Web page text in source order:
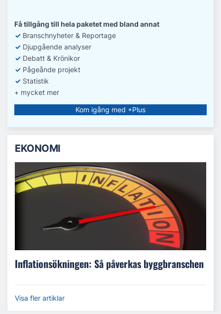
Få tillgång till hela paketet med bland annat
✓ Branschnyheter & Reportage
✓ Djupgående analyser
✓ Debatt & Krönikor
✓ Pågeånde projekt
✓ Statistik
+ mycket mer
Kom igång med +Plus
EKONOMI
Inflationsökningen: Så påverkas byggbranschen
Visa fler artiklar